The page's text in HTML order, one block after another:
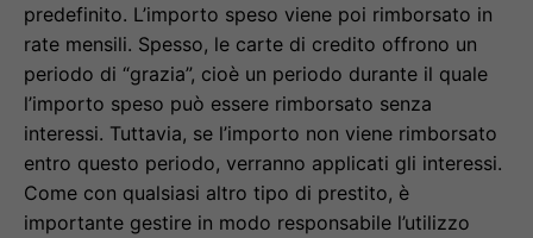
predefinito. L’importo speso viene poi rimborsato in
rate mensili. Spesso, le carte di credito offrono un
periodo di “grazia”, cioè un periodo durante il quale
l’importo speso può essere rimborsato senza
interessi. Tuttavia, se l’importo non viene rimborsato
entro questo periodo, verranno applicati gli interessi.
Come con qualsiasi altro tipo di prestito, è
importante gestire in modo responsabile l’utilizzo